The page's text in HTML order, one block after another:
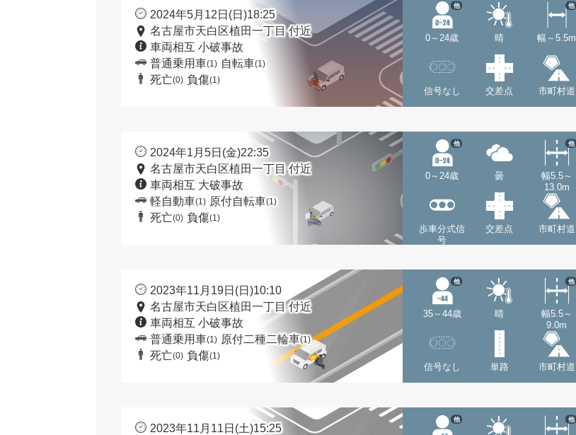
2024年5月12日(日)18:25
名古屋市天白区植田一丁目 付近
車両相互 小破事故
普通乗用車(1) 自転車(1)
死亡(0) 負傷(1)
0～24歳
他
晴 幅～5.5m
他
信号なし 交差点 市町村道
2024年1月5日(金)22:35
名古屋市天白区植田一丁目 付近
車両相互 大破事故
軽自動車(1) 原付自転車(1)
死亡(0) 負傷(1)
0～24歳
他
曇
幅5.5～
13.0m
他
歩車分式信
号
交差点 市町村道
2023年11月19日(日)10:10
名古屋市天白区植田一丁目 付近
車両相互 小破事故
普通乗用車(1) 原付二種二輪車(1)
死亡(0) 負傷(1)
35～44歳
他
晴
幅5.5～
9.0m
他
信号なし 単路 市町村道
2023年11月11日(土)15:25
他 他